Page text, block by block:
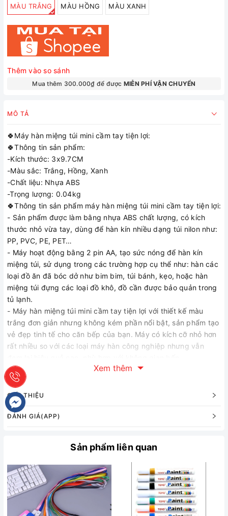
MÀU TRẮNG MÀU HỒNG MÀU XANH
Thêm vào so sánh
Mua thêm 300.000₫ để được MIỄN PHÍ VẬN CHUYỂN
MÔ TẢ
🍀Máy hàn miệng túi mini cầm tay tiện lợi:
🍀Thông tin sản phẩm:
-Kích thước: 3x9.7CM
-Màu sắc: Trắng, Hồng, Xanh
-Chất liệu: Nhựa ABS
-Trọng lượng: 0.04kg
🍀Thông tin sản phẩm máy hàn miệng túi mini cầm tay tiện lợi:
- Sản phẩm được làm bằng nhựa ABS chất lượng, có kích
thước nhỏ vừa tay, dùng để hàn kín nhiều dạng túi nilon như:
PP, PVC, PE, PET…
- Máy hoạt động bằng 2 pin AA, tạo sức nóng để hàn kín
miệng túi, sử dụng trong các trường hợp cụ thể như: hàn các
loại đồ ăn đã bóc dở như bim bim, túi bánh, kẹo, hoặc hàn
miệng túi đựng các loại đồ khô, đồ cần được bảo quản trong
tủ lạnh.
- Máy hàn miệng túi mini cầm tay tiện lợi với thiết kế màu
trắng đơn giản nhưng không kém phần nổi bật, sản phẩm tạo
vẻ đẹp tinh tế cho căn bếp của bạn. Máy có kích cỡ nhỏ hơn
rất nhiều so với các loại máy hàn công nghiệp nhưng vẫn
- Dụng cụ hàn miệng túi nilon cầm tay có phần quai bảo vệ,
giúp ngăn cách 2 phần nhiệt, đảm bảo an toàn khi sử dụng.
🍀Hướng dẫn sử dụng máy hàn miệng túi mini cầm tay tiện
lợi:
Bước 1: Lắp pin phù hợp vào máy
phần mép túi cần hàn.
Xem thêm
GIỚI THIỆU
ĐÁNH GIÁ(APP)
Sản phẩm liên quan